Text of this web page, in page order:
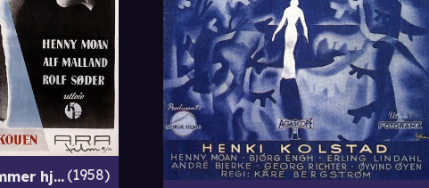
Pastor Jarman kommer hjem 1958